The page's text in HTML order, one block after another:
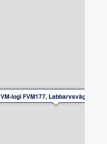
VM-logi FVM177, Labbarvsvägen,